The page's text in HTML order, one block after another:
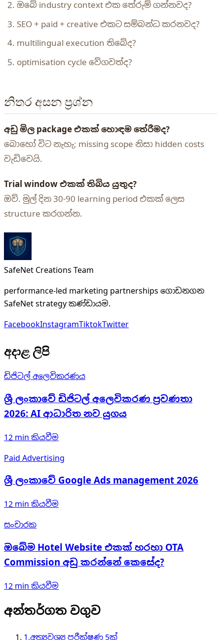
ඔබේ industry context එක තේරුම් ගන්නවද?
SEO + paid + creative එකට සම්බන්ධ කරනවද?
multilingual execution තිබේද?
optimisation cycle වේගවත්ද?
නිතර අසන ප්‍රශ්න
අඩු මිල package එකක් හොඳම තේරීමද?
බොහෝ විට නැහැ; missing scope නිසා hidden costs
වැඩිවෙයි.
Trial window එකක් තිබිය යුතුද?
ඔව්. මුල් දින 30-90 learning period එකක් ලෙස
structure කරගන්න.
SafeNet Creations Team
performance-led marketing partnerships ගොඩනගන
SafeNet strategy කණ්ඩායම.
FacebookInstagramTiktokTwitter
අදාළ ලිපි
ඩිජිටල් අලෙවිකරණය
ශ්‍රී ලංකාවේ ඩිජිටල් අලෙවිකරණ ප්‍රවණතා
2026: AI ආධාරිත නව යුගය
12 min කියවීම
Paid Advertising
ශ්‍රී ලංකාවේ Google Ads management 2026
12 min කියවීම
සංචාරක
ඔබේම Hotel Website එකක් හරහා OTA
Commission අඩු කරන්නේ කෙසේද?
12 min කියවීම
අන්තර්ගත වගුව